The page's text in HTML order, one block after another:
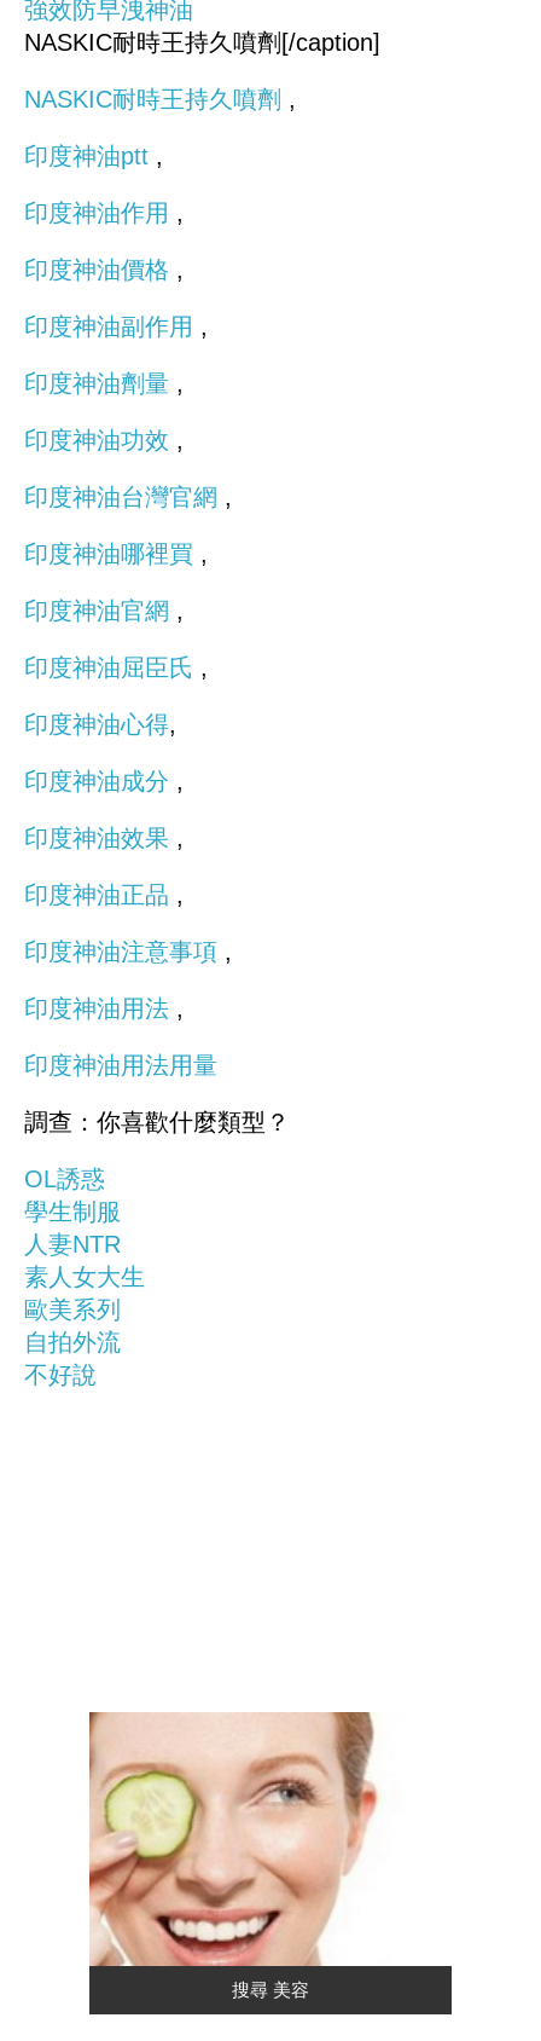
NASKIC耐時王持久噴劑[/caption]
NASKIC耐時王持久噴劑 ,
印度神油ptt ,
印度神油作用 ,
印度神油價格 ,
印度神油副作用 ,
印度神油劑量 ,
印度神油功效 ,
印度神油台灣官網 ,
印度神油哪裡買 ,
印度神油官網 ,
印度神油屈臣氏 ,
印度神油心得,
印度神油成分 ,
印度神油效果 ,
印度神油正品 ,
印度神油注意事項 ,
印度神油用法 ,
印度神油用法用量
調查：你喜歡什麼類型？
OL誘惑
學生制服
人妻NTR
素人女大生
歐美系列
自拍外流
不好說